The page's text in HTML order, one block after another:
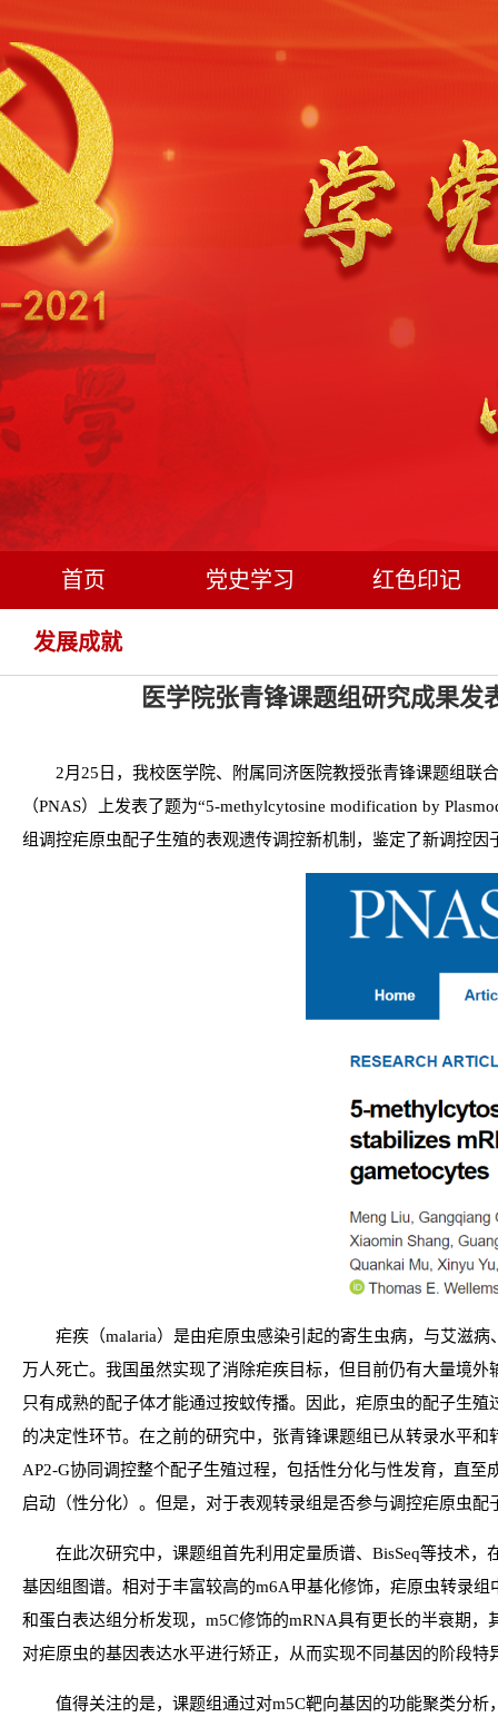
首页 党史学习 红色印记
发展成就
医学院张青锋课题组研究成果
2月25日，我校医学院、附属同济医院教授张青锋课题组联
（PNAS）上发表了题为“5-methylcytosine modification by
组调控疟原虫配子生殖的表观遗传调控新机制，鉴定了新调控
疟疾（malaria）是由疟原虫感染引起的寄生虫病，与艾滋
万人死亡。我国虽然实现了消除疟疾目标，但目前仍有大量境
只有成熟的配子体才能通过按蚊传播。因此，疟原虫的配子生
的决定性环节。在之前的研究中，张青锋课题组已从转录水平
AP2-G协同调控整个配子生殖过程，包括性分化与性发育，直
启动（性分化）。但是，对于表观转录组是否参与调控疟原虫配
在此次研究中，课题组首先利用定量质谱、BisSeq等技术
基因组图谱。相对于丰富较高的m6A甲基化修饰，疟原虫转录
和蛋白表达组分析发现，m5C修饰的mRNA具有更长的半衰期
对疟原虫的基因表达水平进行矫正，从而实现不同基因的阶段特
值得关注的是，课题组通过对m5C靶向基因的功能聚类分